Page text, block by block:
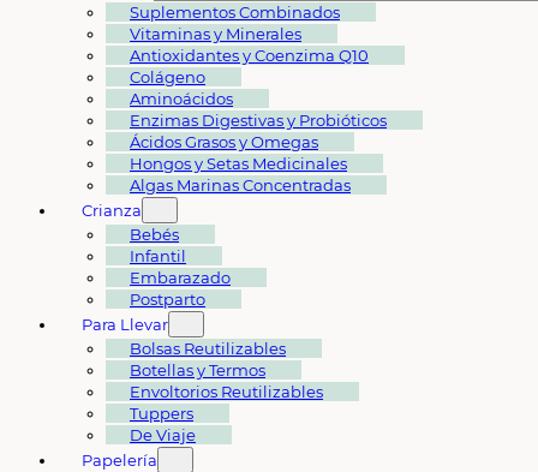
Suplementos Combinados
Vitaminas y Minerales
Antioxidantes y Coenzima Q10
Colágeno
Aminoácidos
Enzimas Digestivas y Probióticos
Ácidos Grasos y Omegas
Hongos y Setas Medicinales
Algas Marinas Concentradas
Crianza
Bebés
Infantil
Embarazado
Postparto
Para Llevar
Bolsas Reutilizables
Botellas y Termos
Envoltorios Reutilizables
Tuppers
De Viaje
Papelería